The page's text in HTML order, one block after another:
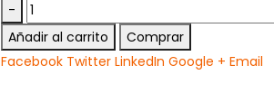
-
Añadir al carrito
Comprar
Facebook Twitter LinkedIn Google + Email